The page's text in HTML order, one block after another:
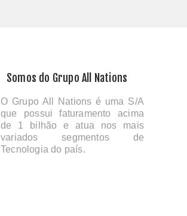
Somos do Grupo All Nations
O Grupo All Nations é uma S/A
que possui faturamento acima
de 1 bilhão e atua nos mais
variados segmentos de
Tecnologia do país.